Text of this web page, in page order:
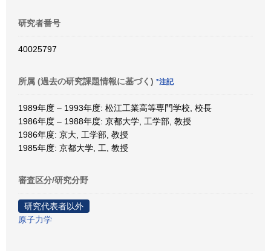
研究者番号
40025797
所属 (過去の研究課題情報に基づく) *注記
1989年度 – 1993年度: 松江工業高等専門学校, 校長
1986年度 – 1988年度: 京都大学, 工学部, 教授
1986年度: 京大, 工学部, 教授
1985年度: 京都大学, 工, 教授
審査区分/研究分野
研究代表者以外
原子力学